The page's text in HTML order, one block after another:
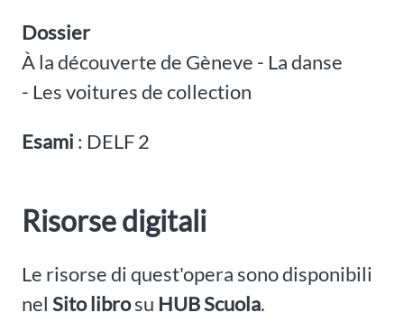
Dossier
À la découverte de Gèneve - La danse
- Les voitures de collection
Esami : DELF 2
Risorse digitali
Le risorse di quest'opera sono disponibili
nel Sito librosu HUB Scuola.